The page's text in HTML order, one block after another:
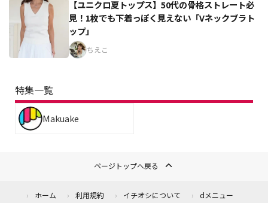
【ユニクロ夏トップス】50代の骨格ストレート必
見！1枚でも下着っぽく見えない「Vネックブラト
ップ」
ちえこ
特集一覧
Makuake
ページトップへ戻る
ホーム 利用規約 イチオシについて dメニュー